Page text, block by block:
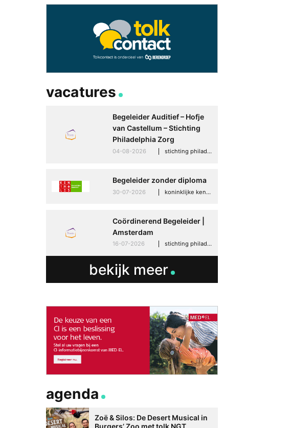
vacatures
Begeleider Auditief – Hofje
van Castellum – Stichting
Philadelphia Zorg
04-08-2026 stichting philadelphia zorg, den haag
Begeleider zonder diploma
30-07-2026 koninklijke kentalis, scheveningen
Coördinerend Begeleider |
Amsterdam
16-07-2026 stichting philadelphia zorg, amsterdam
bekijk meer
agenda
Zoë & Silos: De Desert Musical in